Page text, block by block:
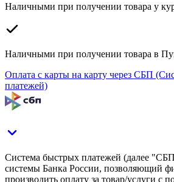
Наличными при получении товара у
Наличными при получении товара в
Оплата с карты на карту через СБП
платежей)
Система быстрых платежей (далее
системы Банка России, позволяющий
производить оплату за товар/услуги с